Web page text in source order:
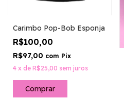
Carimbo Pop-Bob Esponja
R$100,00
R$97,00 com Pix
4 x de R$25,00 sem juros